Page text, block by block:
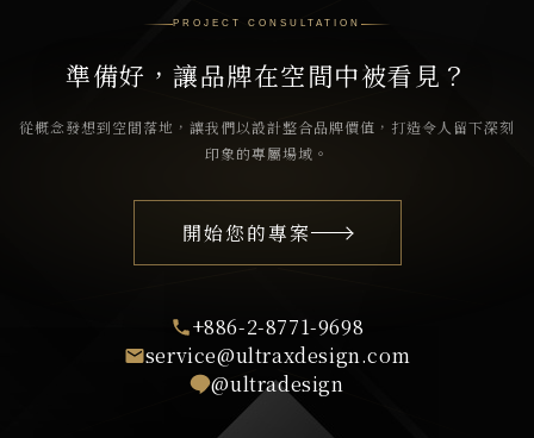
PROJECT CONSULTATION
準備好，讓品牌在空間中被看見？
從概念發想到空間落地，讓我們以設計整合品牌價值，打造令人留下深刻
印象的專屬場域。
開始您的專案
+886-2-8771-9698
service@ultraxdesign.com
@ultradesign